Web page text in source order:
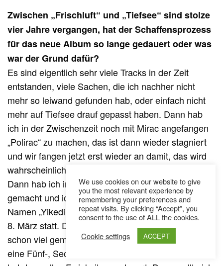
Zwischen „Frischluft“ und „Tiefsee“ sind stolze
vier Jahre vergangen, hat der Schaffensprozess
für das neue Album so lange gedauert oder was
war der Grund dafür?
Es sind eigentlich sehr viele Tracks in der Zeit
entstanden, viele Sachen, die ich nachher nicht
mehr so leiwand gefunden hab, oder einfach nicht
mehr auf Tiefsee drauf gepasst haben. Dann hab
ich in der Zwischenzeit noch mit Mirac angefangen
„Polirac“ zu machen, das ist dann wieder stagniert
und wir fangen jetzt erst wieder an damit, das wird
wahrscheinlich in einem halben Jahr fertig sein.
Dann hab ich in der Zeit noch „Sense of Searching“
gemacht und ich hab noch eine Funkband mit dem
Namen „Yikedi Yak“, da findet die Releaseparty am
8. März statt. Das war alles in der Zeit und ich habe
schon viel gemacht..Tiefsee hätte eigentlich nur
eine Fünf-, Sechs-Track EP werden sollen und das
We use cookies on our website to give
you the most relevant experience by
remembering your preferences and
repeat visits. By clicking “Accept”, you
consent to the use of ALL the cookies.
Cookie settings
ACCEPT